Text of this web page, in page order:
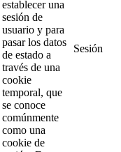
establecer una
sesión de
usuario y para
pasar los datos
de estado a
través de una
cookie
temporal, que
se conoce
comúnmente
como una
cookie de
Sesión